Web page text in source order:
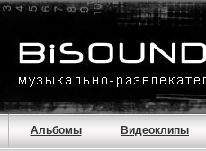
Альбомы Видеоклипы